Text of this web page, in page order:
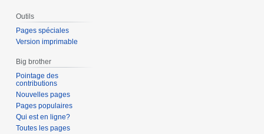
Outils
Pages spéciales
Version imprimable
Big brother
Pointage des
contributions
Nouvelles pages
Pages populaires
Qui est en ligne?
Toutes les pages